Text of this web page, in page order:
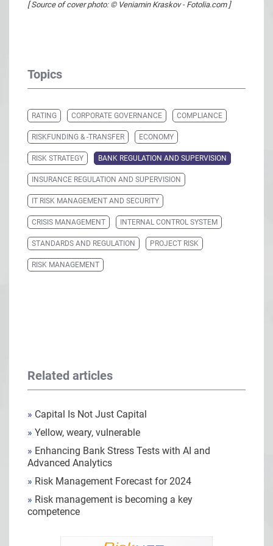
[ Source of cover photo: © Veniamin Kraskov - Fotolia.com ]
Topics
RATING CORPORATE GOVERNANCE COMPLIANCE
RISKFUNDING & -TRANSFER ECONOMY
RISK STRATEGY BANK REGULATION AND SUPERVISION
INSURANCE REGULATION AND SUPERVISION
IT RISK MANAGEMENT AND SECURITY
CRISIS MANAGEMENT INTERNAL CONTROL SYSTEM
STANDARDS AND REGULATION PROJECT RISK
RISK MANAGEMENT
Related articles
» Capital Is Not Just Capital
» Yellow, weary, vulnerable
» Enhancing Bank Stress Tests with AI and
Advanced Analytics
» Risk Management Forecast for 2024
» Risk management is becoming a key
competence